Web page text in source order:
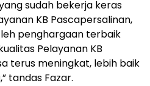
sudah bekerja keras
KB Pascapersalinan,
penghargaan terbaik
Pelayanan KB
terus meningkat, lebih baik
tandas Fazar.